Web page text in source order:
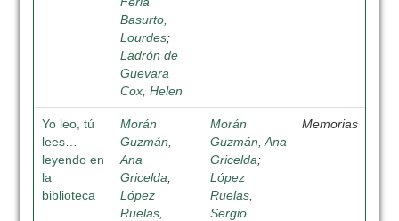
Basurto,
Lourdes;
Ladrón de
Guevara
Cox, Helen
Yo leo, tú
lees…
leyendo en
la
biblioteca
Morán
Guzmán,
Ana
Gricelda;
López
Ruelas,
Morán
Guzmán, Ana
Gricelda;
López
Ruelas,
Sergio
Memorias